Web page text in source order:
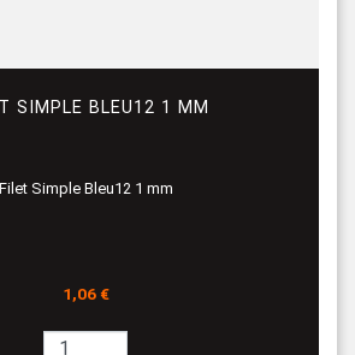
SIMPLE BLEU12 1 MM
Filet Simple Bleu12 1 mm
Prix
1,06 €